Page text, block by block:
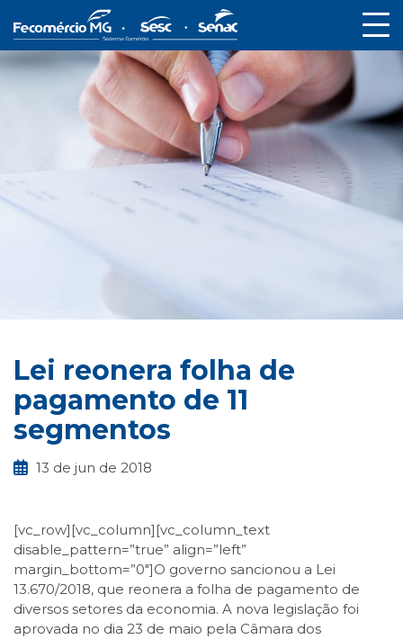
Lei reonera folha de
pagamento de 11
segmentos
13 de jun de 2018
[vc_row][vc_column][vc_column_text
disable_pattern=”true” align=”left”
margin_bottom=”0″]O governo sancionou a Lei
13.670/2018, que reonera a folha de pagamento de
diversos setores da economia. A nova legislação foi
aprovada no dia 23 de maio pela Câmara dos